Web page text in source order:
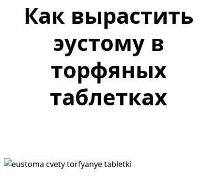
Как вырастить
эустому в
торфяных
таблетках